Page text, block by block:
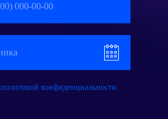
политикой конфиденциальности